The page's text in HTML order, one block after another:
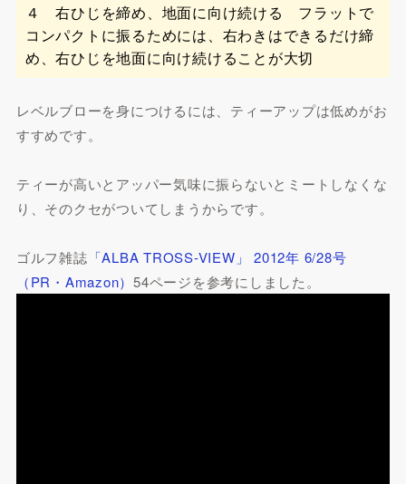
４ 右ひじを締め、地面に向け続ける フラットで
コンパクトに振るためには、右わきはできるだけ締
め、右ひじを地面に向け続けることが大切
レベルブローを身につけるには、ティーアップは低めがお
すすめです。
ティーが高いとアッパー気味に振らないとミートしなくな
り、そのクセがついてしまうからです。
ゴルフ雑誌 「ALBA TROSS-VIEW」 2012年 6/28号
（PR・Amazon）54ページを参考にしました。